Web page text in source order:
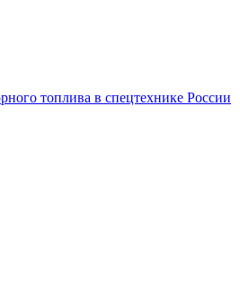
топлива в спецтехнике России